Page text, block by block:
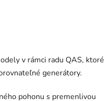
v rámci radu QAS, ktoré
generátory.
pohonu s premenlivou